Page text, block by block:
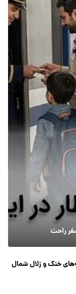
راحت
خنک و زلال شمال